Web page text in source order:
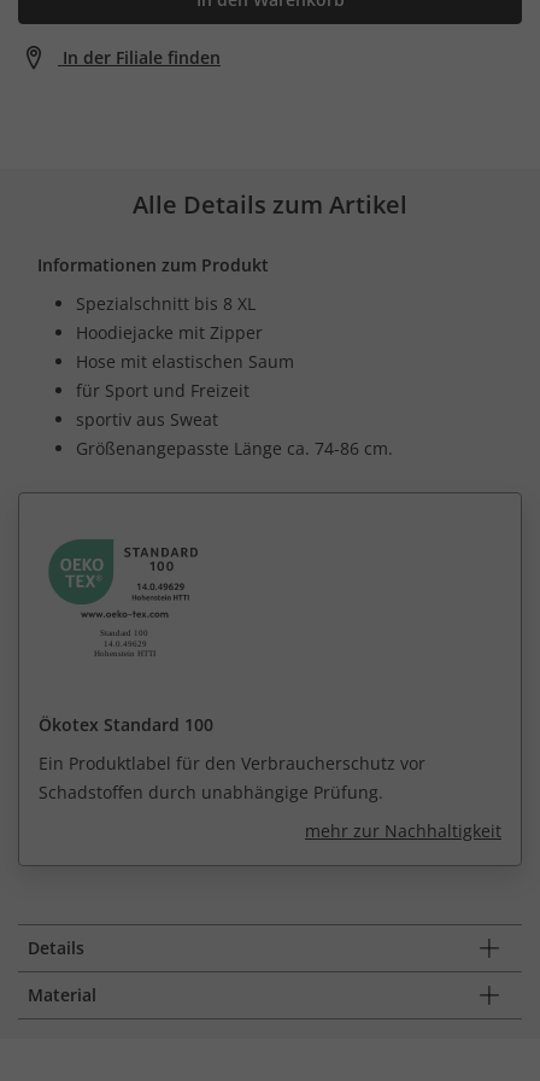
In der Filiale finden
Alle Details zum Artikel
Informationen zum Produkt
Spezialschnitt bis 8 XL
Hoodiejacke mit Zipper
Hose mit elastischen Saum
für Sport und Freizeit
sportiv aus Sweat
Größenangepasste Länge ca. 74-86 cm.
Ökotex Standard 100
Ein Produktlabel für den Verbraucherschutz vor
Schadstoffen durch unabhängige Prüfung.
mehr zur Nachhaltigkeit
Details
Material